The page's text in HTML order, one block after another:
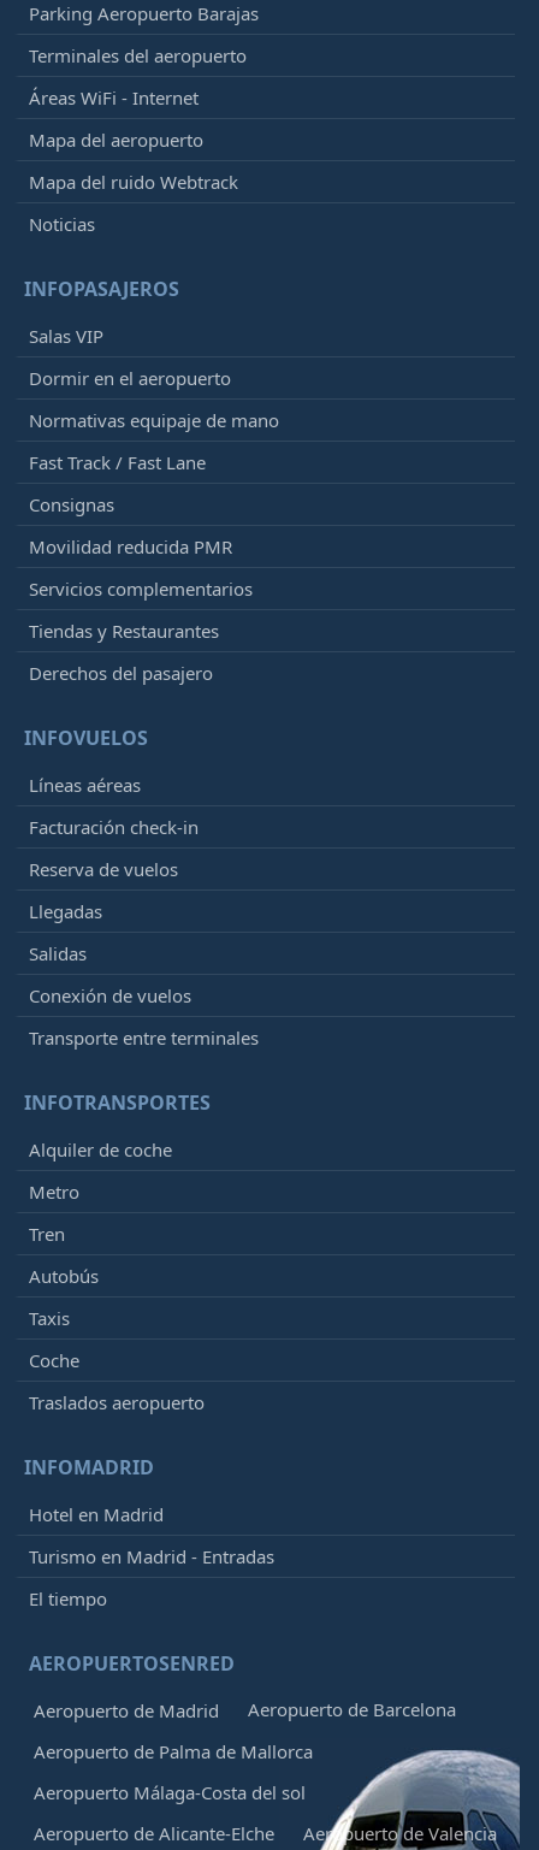
Parking Aeropuerto Barajas
Terminales del aeropuerto
Áreas WiFi - Internet
Mapa del aeropuerto
Mapa del ruido Webtrack
Noticias
INFOPASAJEROS
Salas VIP
Dormir en el aeropuerto
Normativas equipaje de mano
Fast Track / Fast Lane
Consignas
Movilidad reducida PMR
Servicios complementarios
Tiendas y Restaurantes
Derechos del pasajero
INFOVUELOS
Líneas aéreas
Facturación check-in
Reserva de vuelos
Llegadas
Salidas
Conexión de vuelos
Transporte entre terminales
INFOTRANSPORTES
Alquiler de coche
Metro
Tren
Autobús
Taxis
Coche
Traslados aeropuerto
INFOMADRID
Hotel en Madrid
Turismo en Madrid - Entradas
El tiempo
AEROPUERTOSENRED
Aeropuerto de Madrid
Aeropuerto de Barcelona
Aeropuerto de Palma de Mallorca
Aeropuerto Málaga-Costa del sol
Aeropuerto de Alicante-Elche
Aeropuerto de Valencia